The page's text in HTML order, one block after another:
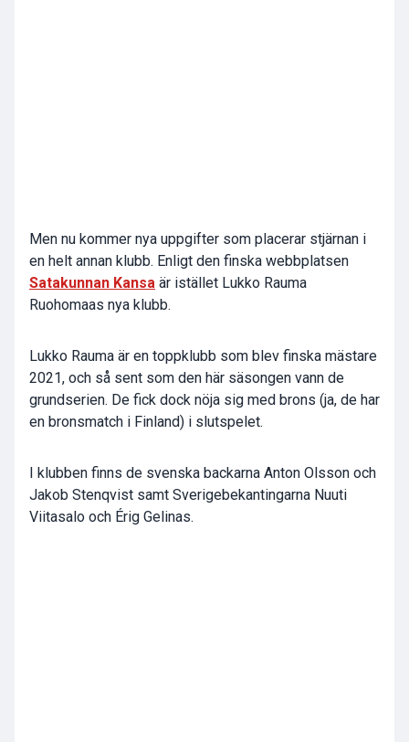
Men nu kommer nya uppgifter som placerar stjärnan i
en helt annan klubb. Enligt den finska webbplatsen
Satakunnan Kansa är istället Lukko Rauma
Ruohomaas nya klubb.
Lukko Rauma är en toppklubb som blev finska mästare
2021, och så sent som den här säsongen vann de
grundserien. De fick dock nöja sig med brons (ja, de har
en bronsmatch i Finland) i slutspelet.
I klubben finns de svenska backarna Anton Olsson och
Jakob Stenqvist samt Sverigebekantingarna Nuuti
Viitasalo och Érig Gelinas.